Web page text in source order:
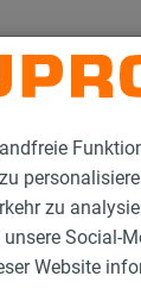
zu
Social-
Website